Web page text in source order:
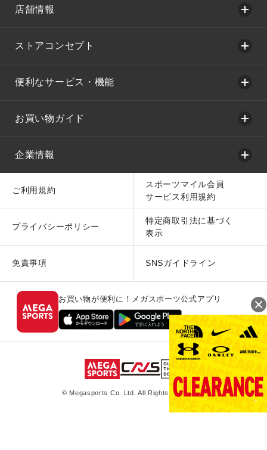
店舗情報
ストアコンセプト
便利なサービス・機能
お買い物ガイド
企業情報
ご利用規約
スポーツマイル会員
サービス利用規約
プライバシーポリシー
特定商取引法に基づく
表示
免責事項 SNSガイドライン
お買い物が便利に！メガスポーツ公式アプリ
© Megasports Co. Ltd. All Rights Reserved.